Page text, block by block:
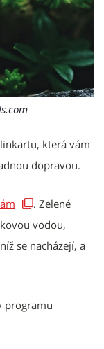
která vám
dopravou.
. Zelené
vodou,
se nacházejí, a
programu